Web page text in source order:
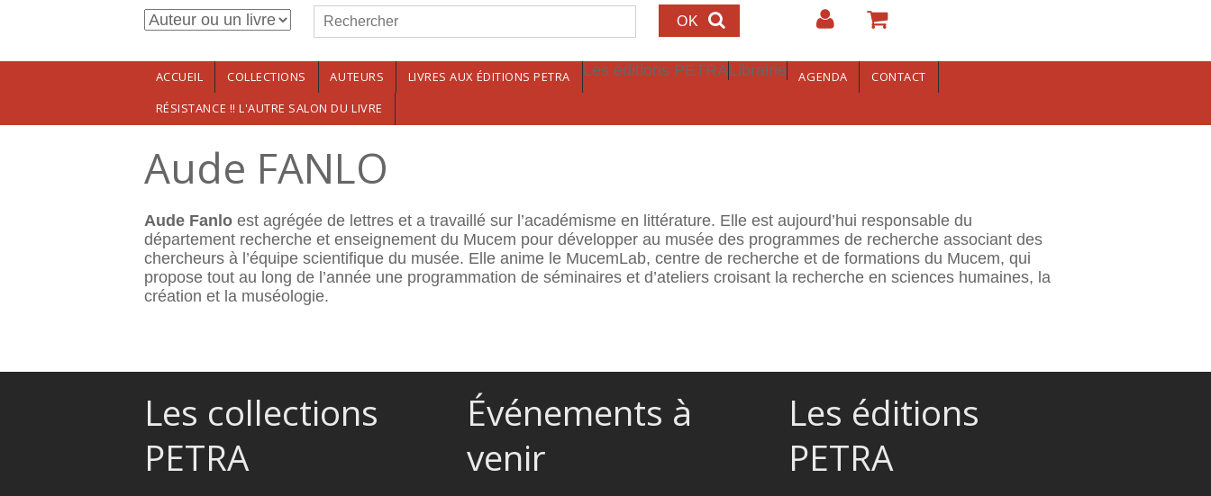
Aller au contenu principalFormulaire de recherche
Rechercher
ACCUEIL COLLECTIONS AUTEURS LIVRES AUX ÉDITIONS PETRA Les éditions PETRALibrairie AGENDA
CONTACT
RÉSISTANCE !! L'AUTRE SALON DU LIVRE
Aude FANLO
Aude Fanlo est agrégée de lettres et a travaillé sur l’académisme en littérature. Elle est aujourd’hui responsable du
département recherche et enseignement du Mucem pour développer au musée des programmes de recherche associant des
chercheurs à l’équipe scientifique du musée. Elle anime le MucemLab, centre de recherche et de formations du Mucem, qui
propose tout au long de l’année une programmation de séminaires et d’ateliers croisant la recherche en sciences humaines, la
création et la muséologie.
Les collections
PETRA
Événements à
venir
Les éditions
PETRA